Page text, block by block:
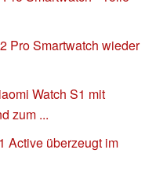
Pro Smartwatch wieder
Watch S1 mit
zum ...
Active überzeugt im